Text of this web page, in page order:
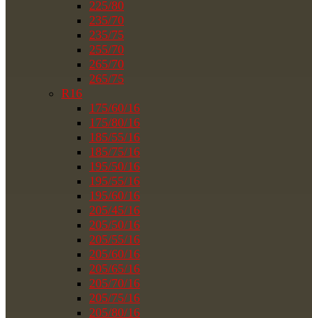
225/80
235/70
235/75
255/70
265/70
265/75
R16
175/60/16
175/80/16
185/55/16
185/75/16
195/50/16
195/55/16
195/60/16
205/45/16
205/50/16
205/55/16
205/60/16
205/65/16
205/70/16
205/75/16
205/80/16